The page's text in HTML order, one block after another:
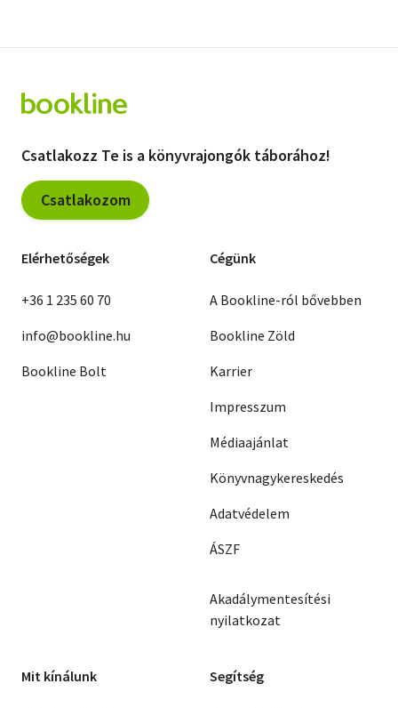
Csatlakozz Te is a könyvrajongók táborához!
Csatlakozom
Elérhetőségek
+36 1 235 60 70
info@bookline.hu
Bookline Bolt
Cégünk
A Bookline-ról bővebben
Bookline Zöld
Karrier
Impresszum
Médiaajánlat
Könyvnagykereskedés
Adatvédelem
ÁSZF
Akadálymentesítési
nyilatkozat
Mit kínálunk Segítség